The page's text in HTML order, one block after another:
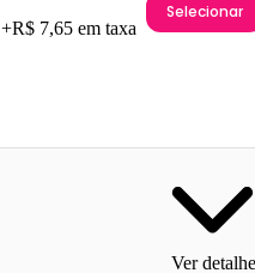
+R$ 7,65 em taxa
Selecionar
Ver